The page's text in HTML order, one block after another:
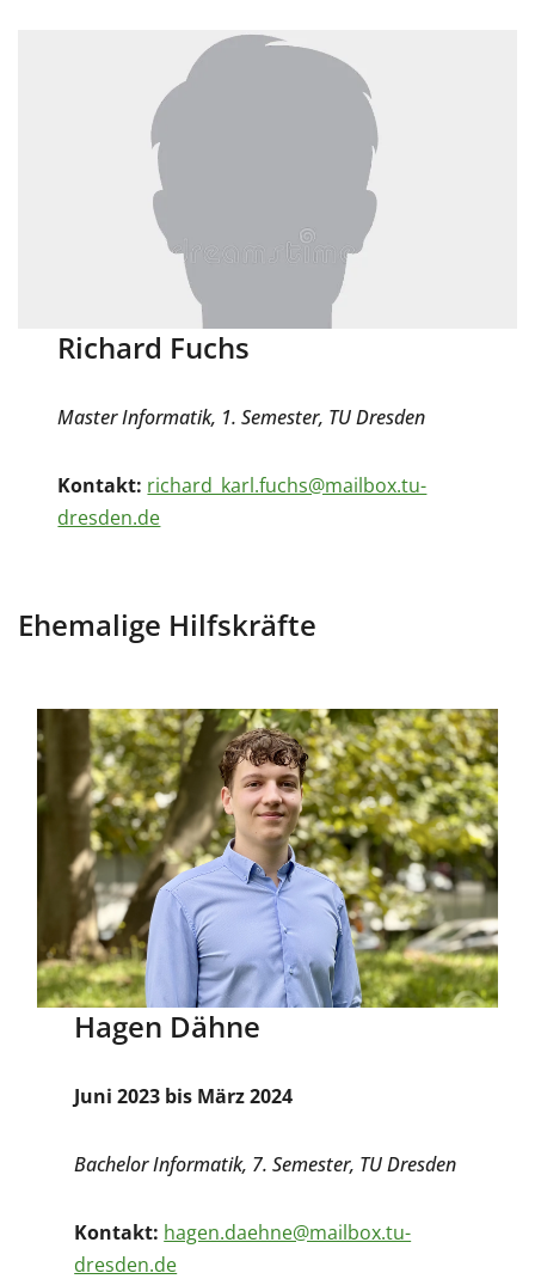
Richard Fuchs
Master Informatik, 1. Semester, TU Dresden
Kontakt: richard_karl.fuchs@mailbox.tu-
dresden.de
Ehemalige Hilfskräfte
Hagen Dähne
Juni 2023 bis März 2024
Bachelor Informatik, 7. Semester, TU Dresden
Kontakt: hagen.daehne@mailbox.tu-
dresden.de